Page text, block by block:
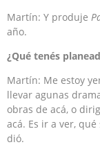
Martín: Y produje
año.
¿Qué tenés
Martín: Me estoy
llevar agunas
obras de acá, o
acá. Es ir a ver,
dió.